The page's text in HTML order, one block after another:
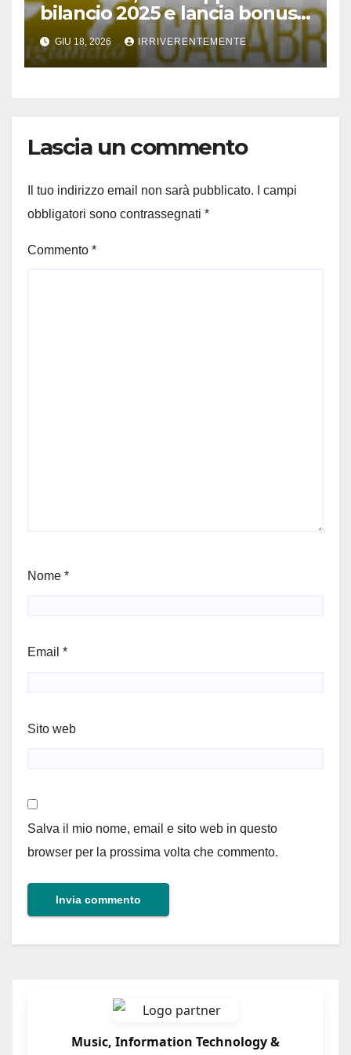
bilancio 2025 e lancia bonus
estate ’26
GIU 18, 2026 IRRIVERENTEMENTE
Lascia un commento
Il tuo indirizzo email non sarà pubblicato.
I campi
obbligatori sono contrassegnati *
Commento *
Nome *
Email *
Sito web
Salva il mio nome, email e sito web in questo
browser per la prossima volta che commento.
Music, Information Technology &